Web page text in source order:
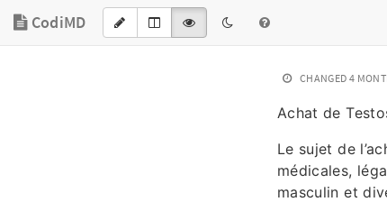
CodiMD
CHANGED 4
Achat de
Le sujet de
médicales,
masculin et